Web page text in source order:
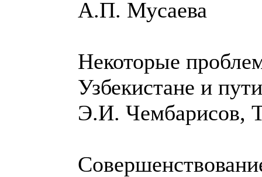
А.П. Мусаева
Некоторые
Узбекистане и
Э.И. Чембарисов,